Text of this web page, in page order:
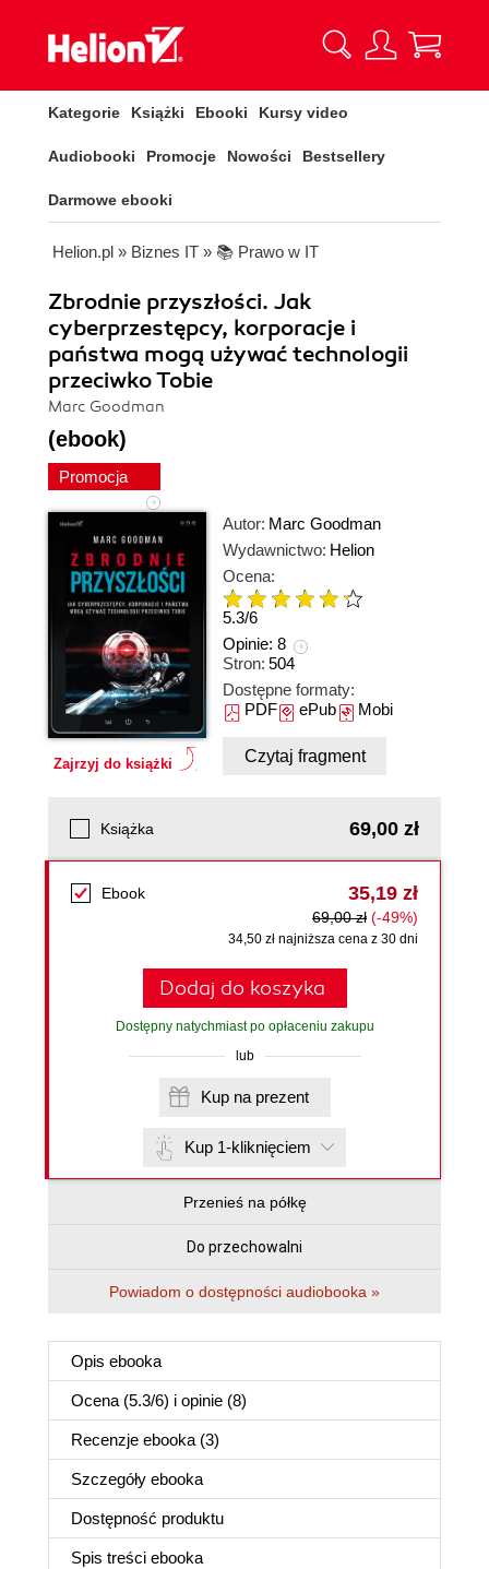
Kategorie Książki Ebooki Kursy video
Audiobooki Promocje Nowości Bestsellery
Darmowe ebooki
Helion.pl » Biznes IT » 📚 Prawo w IT
Zbrodnie przyszłości. Jak
cyberprzestępcy, korporacje i
państwa mogą używać technologii
przeciwko Tobie
Marc Goodman
(ebook)
Promocja
Zajrzyj do książki
Autor: Marc Goodman
Wydawnictwo: Helion
Ocena:
5.3/6
Opinie: 8
Stron: 504
Dostępne formaty:
PDFePubMobi
Czytaj fragment
Książka 69,00 zł
Ebook 35,19 zł
69,00 zł (-49%)
34,50 zł najniższa cena z 30 dni
Dodaj do koszyka
Dostępny natychmiast po opłaceniu zakupu
lub
Kup na prezent
Kup 1-kliknięciem
Przenieś na półkę
Do przechowalni
Powiadom o dostępności audiobooka »
Opis ebooka
Ocena (5.3/6) i opinie (8)
Recenzje ebooka (3)
Szczegóły ebooka
Dostępność produktu
Spis treści ebooka